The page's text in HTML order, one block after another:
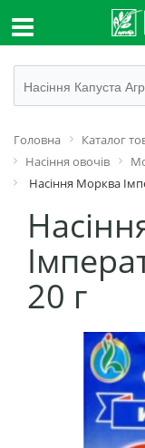
Головна Каталог
Насіння овочів
Насіння Морква
20 г